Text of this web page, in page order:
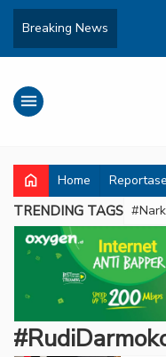
Breaking News
menu
home Home
TRENDING TAGS